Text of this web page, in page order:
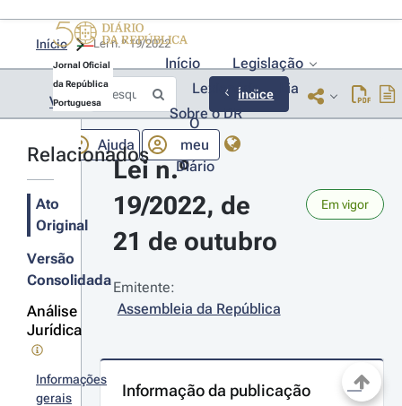
Jornal Oficial
da República
Portuguesa
Início
Legislação
Lexionário
Lia
Sobre o DR
Ajuda
O
meu
Diário
Início Lei n.º 19/2022
Voltar Índice
Relacionados
Ato
Original
Versão
Consolidada
Análise
Jurídica
Informações
gerais
Lei n.º
19/2022, de
21 de outubro
Em vigor
Emitente:
Assembleia da República
Informação da publicação